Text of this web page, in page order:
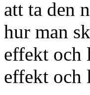
att ta den
hur man
effekt och
effekt och